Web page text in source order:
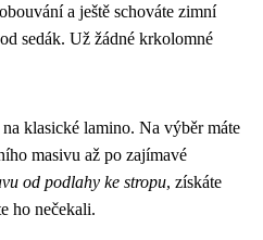
a ještě schováte zimní
sedák. Už žádné krkolomné
klasické lamino. Na výběr máte
masivu až po zajímavé
od podlahy ke stropu, získáte
ho nečekali.